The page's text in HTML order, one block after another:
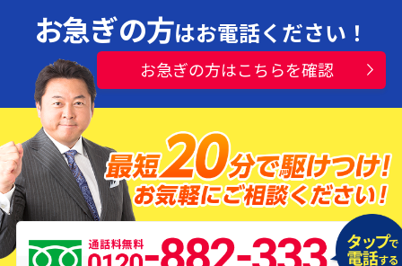
お急ぎの方はお電話ください！
お急ぎの方はこちらを確認
水漏れ・つまり・修理お電話一本ですぐ
にお伺いします！